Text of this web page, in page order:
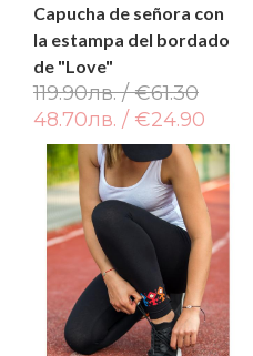
Capucha de señora con
la estampa del bordado
de "Love"
119.90лв. / €61.30
48.70лв. / €24.90